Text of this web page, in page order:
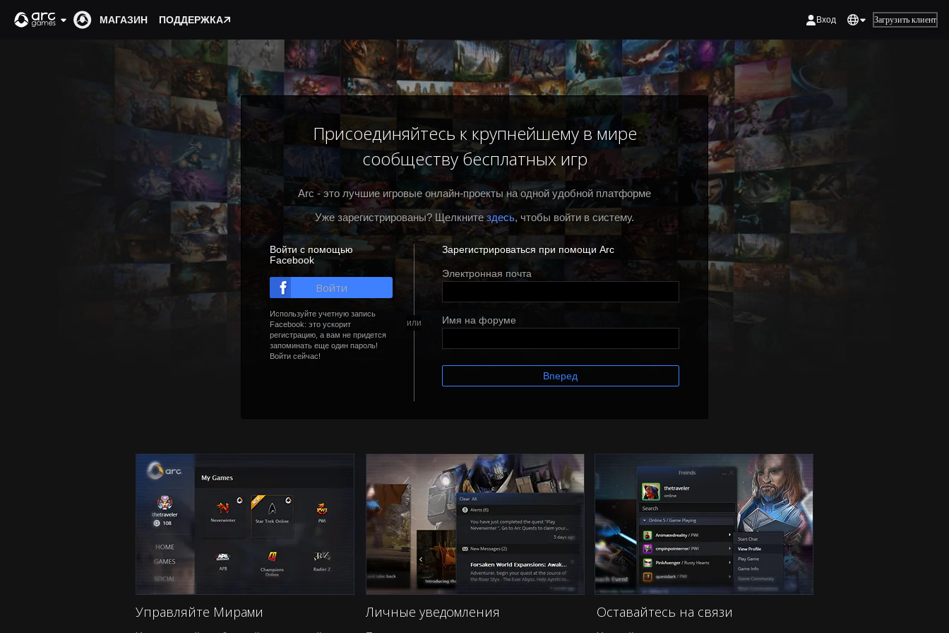
МАГАЗИН ПОДДЕРЖКА Вход Загрузить клиент
Присоединяйтесь к крупнейшему в мире
сообществу бесплатных игр
Arc - это лучшие игровые онлайн-проекты на одной удобной платформе
Уже зарегистрированы? Щелкнитездесь, чтобы войти в систему.
Войти с помощью
Facebook
Войти
Используйте учетную запись
Facebook: это ускорит
регистрацию, а вам не придется
запоминать еще один пароль!
Войти сейчас!
Зарегистрироваться при помощи Arc
Электронная почта
Имя на форуме
Вперед
Управляйте Мирами Личные уведомления Оставайтесь на связи